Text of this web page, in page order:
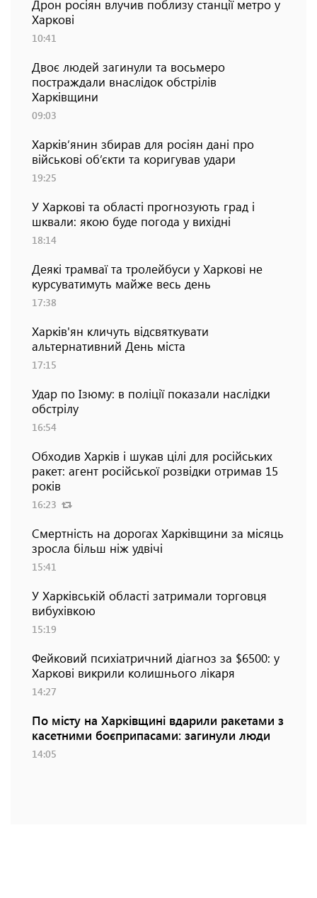
Дрон росіян влучив поблизу станції метро у
Харкові
10:41
Двоє людей загинули та восьмеро
постраждали внаслідок обстрілів
Харківщини
09:03
Харків’янин збирав для росіян дані про
військові об’єкти та коригував удари
19:25
У Харкові та області прогнозують град і
шквали: якою буде погода у вихідні
18:14
Деякі трамваї та тролейбуси у Харкові не
курсуватимуть майже весь день
17:38
Харків'ян кличуть відсвяткувати
альтернативний День міста
17:15
Удар по Ізюму: в поліції показали наслідки
обстрілу
16:54
Обходив Харків і шукав цілі для російських
ракет: агент російської розвідки отримав 15
років
16:23
Смертність на дорогах Харківщини за місяць
зросла більш ніж удвічі
15:41
У Харківській області затримали торговця
вибухівкою
15:19
Фейковий психіатричний діагноз за $6500: у
Харкові викрили колишнього лікаря
14:27
По місту на Харківщині вдарили ракетами з
касетними боєприпасами: загинули люди
14:05